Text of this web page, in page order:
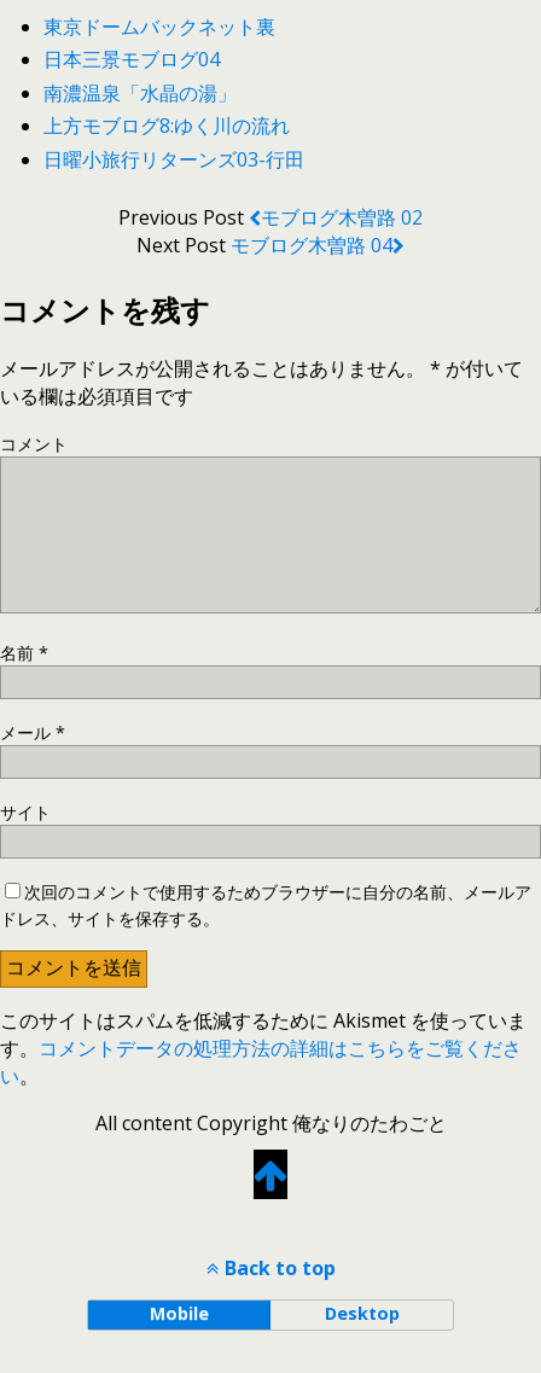
東京ドームバックネット裏
日本三景モブログ04
南濃温泉「水晶の湯」
上方モブログ8:ゆく川の流れ
日曜小旅行リターンズ03-行田
Previous Post
モブログ木曽路 02
Next Post モブログ木曽路 04
コメントを残す
メールアドレスが公開されることはありません。 * が付いて
いる欄は必須項目です
コメント
名前 *
メール *
サイト
次回のコメントで使用するためブラウザーに自分の名前、メールア
ドレス、サイトを保存する。
このサイトはスパムを低減するために Akismet を使っていま
す。 コメントデータの処理方法の詳細はこちらをご覧くださ
い。
All content Copyright 俺なりのたわごと
Back to top
Mobile Desktop